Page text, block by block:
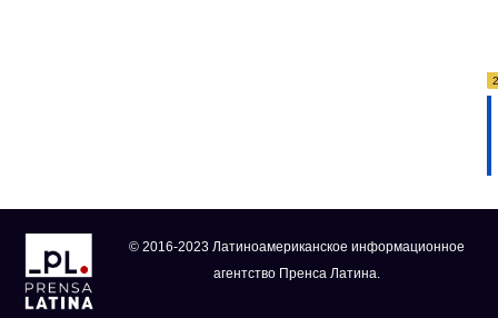
© 2016-2023 Латиноамериканское информационное
агентство Пренса Латина.